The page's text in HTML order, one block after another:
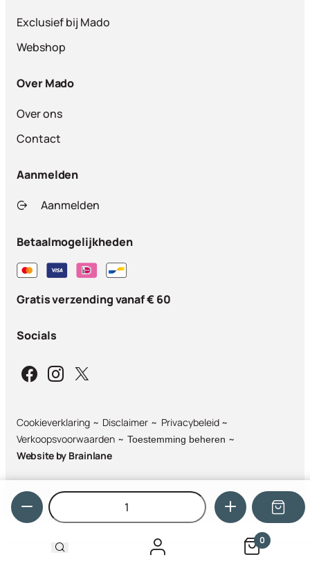
0
Hoeveelheid
Exclusief bij Mado
Webshop
Over Mado
Over ons
Contact
Aanmelden
Aanmelden
Betaalmogelijkheden
Gratis verzending vanaf € 60
Socials
Cookieverklaring Disclaimer
Privacybeleid
Verkoopsvoorwaarden
Toestemming beheren
Website by Brainlane